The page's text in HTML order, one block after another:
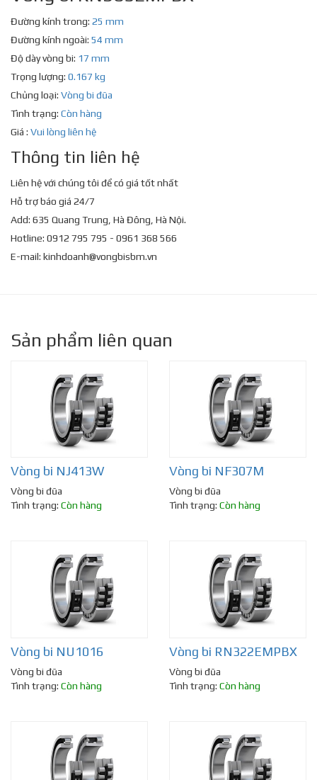
Đường kính trong: 25 mm
Đường kính ngoài: 54 mm
Độ dày vòng bi: 17 mm
Trọng lượng: 0.167 kg
Chủng loại: Vòng bi đũa
Tình trạng: Còn hàng
Giá : Vui lòng liên hệ
Thông tin liên hệ
Liên hệ với chúng tôi để có giá tốt nhất
Hỗ trợ báo giá 24/7
Add: 635 Quang Trung, Hà Đông, Hà Nội.
Hotline: 0912 795 795 - 0961 368 566
E-mail: kinhdoanh@vongbisbm.vn
Sản phẩm liên quan
Vòng bi NJ413W
Vòng bi đũa
Tình trạng: Còn hàng
Vòng bi NF307M
Vòng bi đũa
Tình trạng: Còn hàng
Vòng bi NU1016
Vòng bi đũa
Tình trạng: Còn hàng
Vòng bi RN322EMPBX
Vòng bi đũa
Tình trạng: Còn hàng